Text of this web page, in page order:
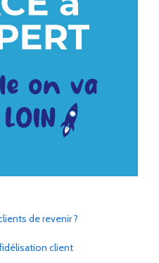
de revenir ?
fidélisation client